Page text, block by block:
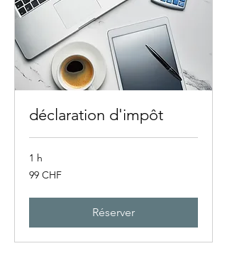
déclaration d'impôt
1 h
99
francs
99 CHF
Réserver